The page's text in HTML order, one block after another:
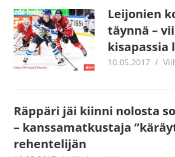
Leijonien
täynnä –
10.05.2017
Räppäri jäi kiinni nolosta
– kanssamatkustaja
rehentelijän